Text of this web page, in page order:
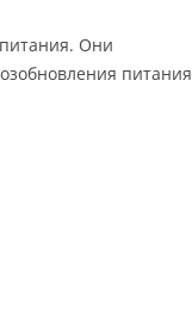
Они
питания